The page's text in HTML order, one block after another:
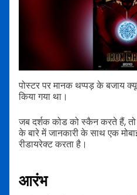
पोस्टर पर मानक थप्पड़ के बजाय
किया गया था।
जब दर्शक कोड को स्कैन करते हैं,
के बारे में जानकारी के साथ एक
रीडायरेक्ट करता है।
आरंभ